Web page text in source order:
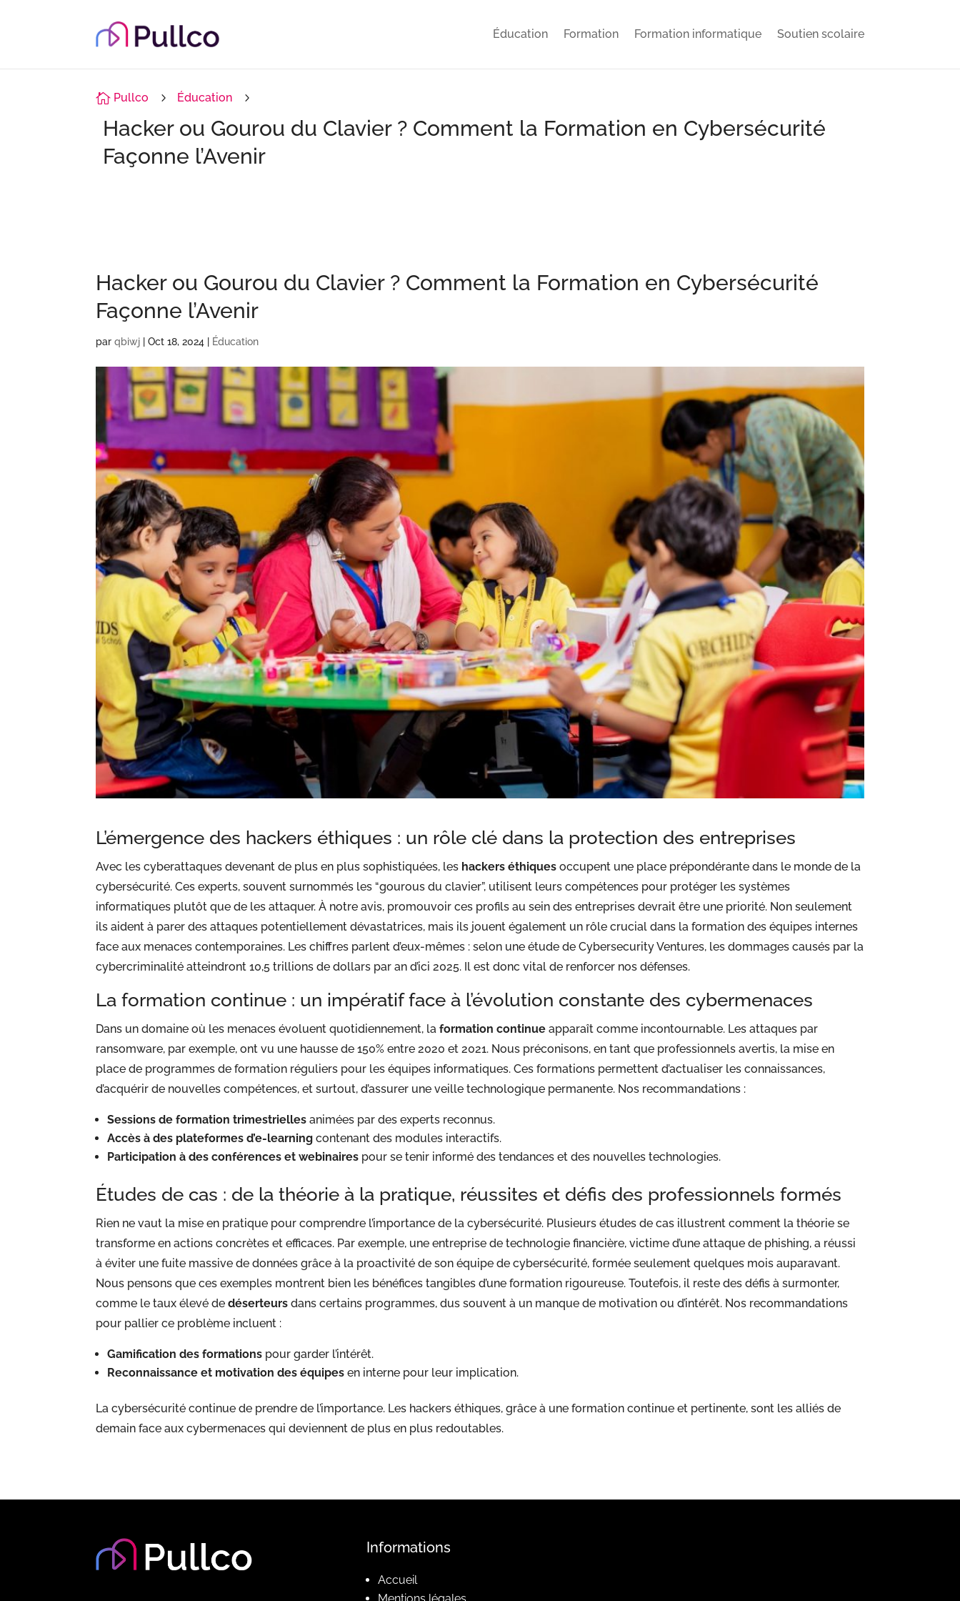
Éducation Formation Formation informatique Soutien scolaire
 Pullco 5 Éducation 5
Hacker ou Gourou du Clavier ? Comment la Formation en Cybersécurité
Façonne l’Avenir
Hacker ou Gourou du Clavier ? Comment la Formation en Cybersécurité
Façonne l’Avenir
parqbiwj |Oct 18, 2024 Éducation
L’émergence des hackers éthiques : un rôle clé dans la protection des entreprises
Avec les cyberattaques devenant de plus en plus sophistiquées, les hackers éthiques occupent une place prépondérante dans le monde de la
cybersécurité. Ces experts, souvent surnommés les “gourous du clavier”, utilisent leurs compétences pour protéger les systèmes
informatiques plutôt que de les attaquer. À notre avis, promouvoir ces profils au sein des entreprises devrait être une priorité. Non seulement
ils aident à parer des attaques potentiellement dévastatrices, mais ils jouent également un rôle crucial dans la formation des équipes internes
face aux menaces contemporaines. Les chiffres parlent d’eux-mêmes : selon une étude de Cybersecurity Ventures, les dommages causés par la
cybercriminalité atteindront 10,5 trillions de dollars par an d’ici 2025. Il est donc vital de renforcer nos défenses.
La formation continue : un impératif face à l’évolution constante des cybermenaces
Dans un domaine où les menaces évoluent quotidiennement, laformation continue apparaît comme incontournable. Les attaques par
ransomware, par exemple, ont vu une hausse de 150% entre 2020 et 2021. Nous préconisons, en tant que professionnels avertis, la mise en
place de programmes de formation réguliers pour les équipes informatiques. Ces formations permettent d’actualiser les connaissances,
d’acquérir de nouvelles compétences, et surtout, d’assurer une veille technologique permanente. Nos recommandations :
Sessions de formation trimestrielles animées par des experts reconnus.
Accès à des plateformes d’e-learning contenant des modules interactifs.
Participation à des conférences et webinaires pour se tenir informé des tendances et des nouvelles technologies.
Études de cas : de la théorie à la pratique, réussites et défis des professionnels formés
Rien ne vaut la mise en pratique pour comprendre l’importance de la cybersécurité. Plusieurs études de cas illustrent comment la théorie se
transforme en actions concrètes et efficaces. Par exemple, une entreprise de technologie financière, victime d’une attaque de phishing, a réussi
à éviter une fuite massive de données grâce à la proactivité de son équipe de cybersécurité, formée seulement quelques mois auparavant.
Nous pensons que ces exemples montrent bien les bénéfices tangibles d’une formation rigoureuse. Toutefois, il reste des défis à surmonter,
comme le taux élevé dedéserteurs dans certains programmes, dus souvent à un manque de motivation ou d’intérêt. Nos recommandations
pour pallier ce problème incluent :
Gamification des formations pour garder l’intérêt.
Reconnaissance et motivation des équipes en interne pour leur implication.
La cybersécurité continue de prendre de l’importance. Les hackers éthiques, grâce à une formation continue et pertinente, sont les alliés de
demain face aux cybermenaces qui deviennent de plus en plus redoutables.
Informations
Accueil